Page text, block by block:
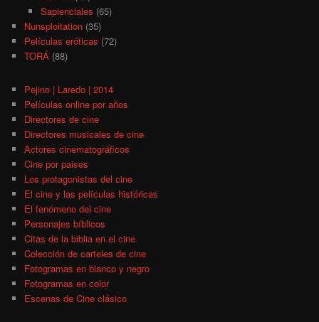
Sapienciales (65)
Nunsploitation (35)
Películas eróticas (72)
TORÁ (88)
Pejino | Laredo | 2014
Películas online por años
Directores de cine
Directores musicales de cine
Actores cinematográficos
Cine por paises
Los protagonistas del cine
El cine y las películas históricas
El fenómeno del cine
Personajes bíblicos
Citas de la biblia en el cine
Colección de carteles de cine
Fotogramas en blanco y negro
Fotogramas en color
Escenas de Cine clásico